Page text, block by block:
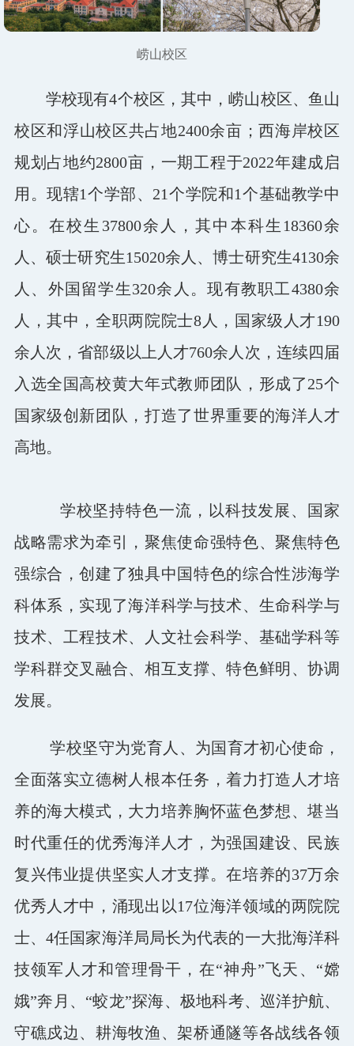
崂山校区
学校现有4个校区，其中，崂山校区、鱼山
校区和浮山校区共占地2400余亩；西海岸校区
规划占地约2800亩，一期工程于2022年建成启
用。现辖1个学部、21个学院和1个基础教学中
心。在校生37800余人，其中本科生18360余
人、硕士研究生15020余人、博士研究生4130余
人、外国留学生320余人。现有教职工4380余
人，其中，全职两院院士8人，国家级人才190
余人次，省部级以上人才760余人 次 ，连续四届
入选全国高校黄大年式教师团队，形成了25个
国家级创新团队，打造了世界重要的海洋人才
高地。
学校坚持特色一流，以科技发展、国家
战略需求为牵引，聚焦使命强特色、聚焦特色
强综合，创建了独具中国特色的综合性涉海学
科体系，实现了海洋科学与技术、生命科学与
技术、工程技术、人文社会科学、基础学科等
学科群交叉融合、相互支撑、特色鲜明、协调
发展。
学校坚守为党育人、为国育才初心使命，
全面落实立德树人根本任务，着力打造人才培
养的海大模式，大力培养胸怀蓝色梦想、堪当
时代重任的优秀海洋人才，为强国建设、民族
复兴伟业提供坚实人才支撑。在培养的37万余
优秀人才中，涌现出以17位海洋领域的两院院
士、4任国家海洋局局长为代表的一大批海洋科
技领军人才和管理骨干，在“神舟”飞天、“嫦
娥”奔月、“蛟龙”探海、极地科考、巡洋护航、
守礁戍边、耕海牧渔、架桥通隧等各战线各领